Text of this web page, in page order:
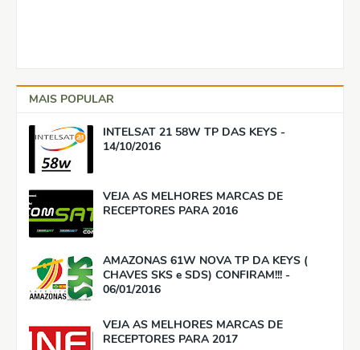
MAIS POPULAR
INTELSAT 21 58W TP DAS KEYS -
14/10/2016
VEJA AS MELHORES MARCAS DE
RECEPTORES PARA 2016
AMAZONAS 61W NOVA TP DA KEYS (
CHAVES SKS e SDS) CONFIRAM!!! -
06/01/2016
VEJA AS MELHORES MARCAS DE
RECEPTORES PARA 2017